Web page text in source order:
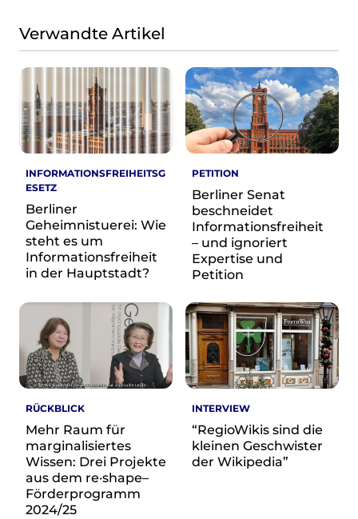
Verwandte Artikel
INFORMATIONSFREIHEITSG
ESETZ
Berliner
Geheimnistuerei: Wie
steht es um
Informationsfreiheit
in der Hauptstadt?
PETITION
Berliner Senat
beschneidet
Informationsfreiheit
– und ignoriert
Expertise und
Petition
RÜCKBLICK
Mehr Raum für
marginalisiertes
Wissen: Drei Projekte
aus dem re·shape–
Förderprogramm
2024/25
INTERVIEW
“RegioWikis sind die
kleinen Geschwister
der Wikipedia”